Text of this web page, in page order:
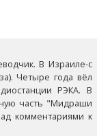
В Израиле-с
Четыре года вёл
РЭКА. В
часть "Мидраши
комментариями к